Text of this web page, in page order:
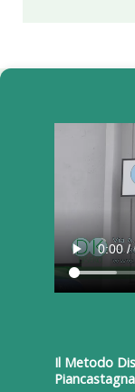
Il Metodo